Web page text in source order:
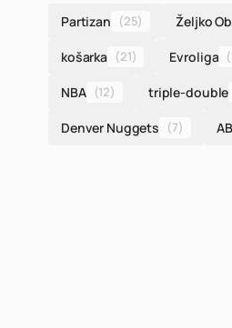
Partizan (25) Željko
košarka (21) Evroliga
NBA (12) triple-double
Denver Nuggets (7)